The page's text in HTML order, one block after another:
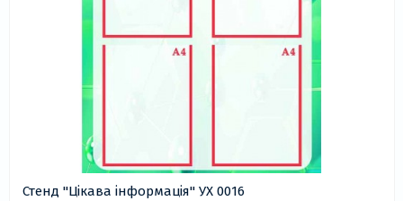
Стенд "Цікава інформація" УХ 0016